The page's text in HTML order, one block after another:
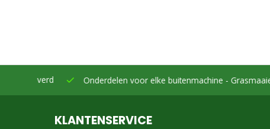
Onderdelen voor elke buitenmachine -Grasmaaiers,
KLANTENSERVICE